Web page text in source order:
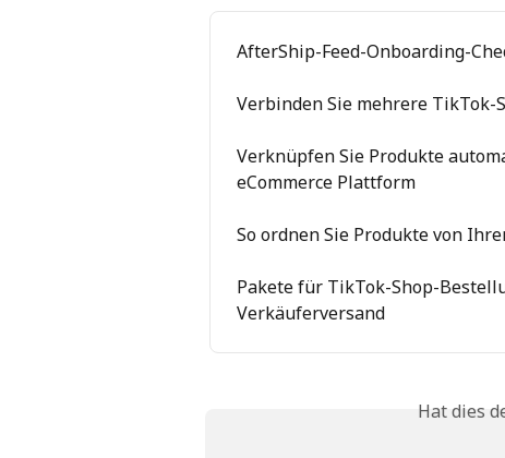
AfterShip-Feed-Onboarding-
Verbinden Sie mehrere TikTok-
Verknüpfen Sie Produkte
eCommerce Plattform
So ordnen Sie Produkte von
Pakete für TikTok-Shop-
Verkäuferversand
Hat dies